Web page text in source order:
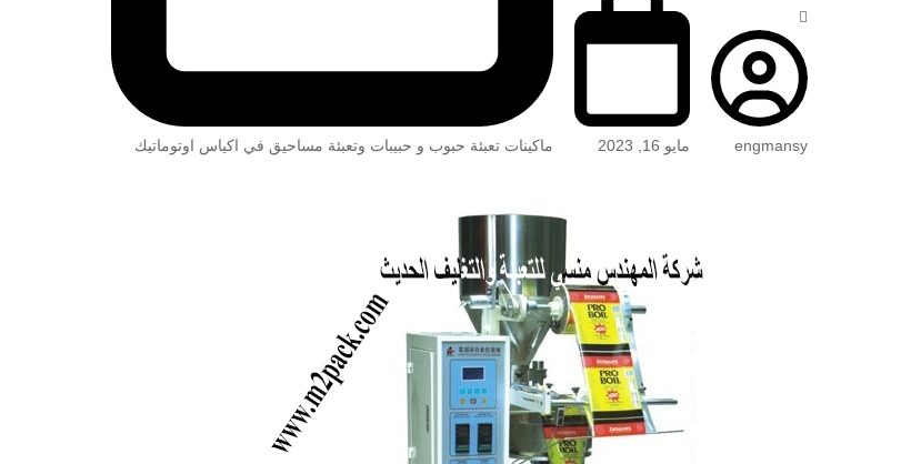
engmansy مايو 16, 2023 ماكينات تعبئة حبوب و حبيبات وتعبئة مساحيق في اكياس اوتوماتيك